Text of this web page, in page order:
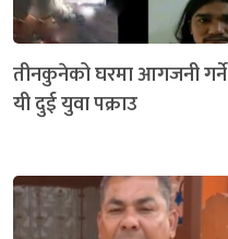
तीनकुनेको घरमा आगजनी गर्ने
यी दुई युवा पक्राउ